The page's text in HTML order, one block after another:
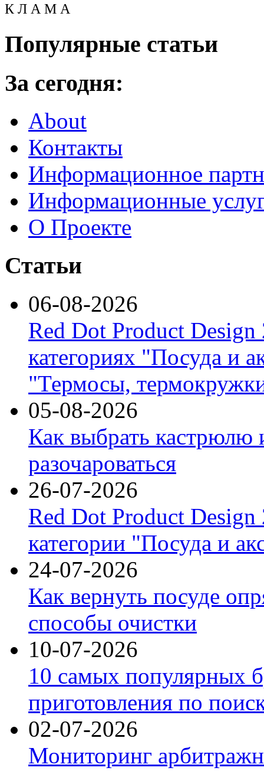
К Л А М А
Популярные статьи
За сегодня:
About
Контакты
Информационное
Информационные
О Проекте
Статьи
06-08-2026
Red Dot Product Design
категориях "Посуда и
"Термосы,
05-08-2026
Как выбрать кастрюлю
разочароваться
26-07-2026
Red Dot Product Design
категории "Посуда и
24-07-2026
Как вернуть посуде
способы очистки
10-07-2026
10 самых популярных
приготовления по
02-07-2026
Мониторинг